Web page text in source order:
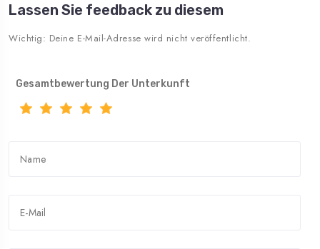
Lassen Sie feedback zu diesem
Wichtig: Deine E-Mail-Adresse wird nicht veröffentlicht.
Gesamtbewertung Der Unterkunft